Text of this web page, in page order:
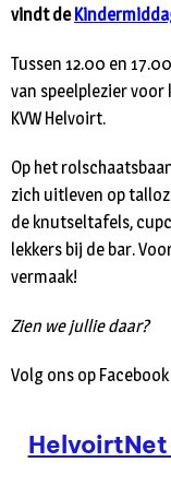
vindt de
Tussen 12.00 en
van speelplezier voor
KVW Helvoirt.
Op het
zich uitleven op
de knutseltafels,
lekkers bij de bar.
vermaak!
Zien we jullie daar?
Volg ons op
HelvoirtNet